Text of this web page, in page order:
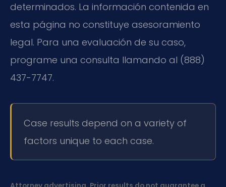
determinados. La información contenida en
esta página no constituye asesoramiento
legal. Para una evaluación de su caso,
programe una consulta llamando al (888)
437-7747.
Case results depend on a variety of
factors unique to each case.